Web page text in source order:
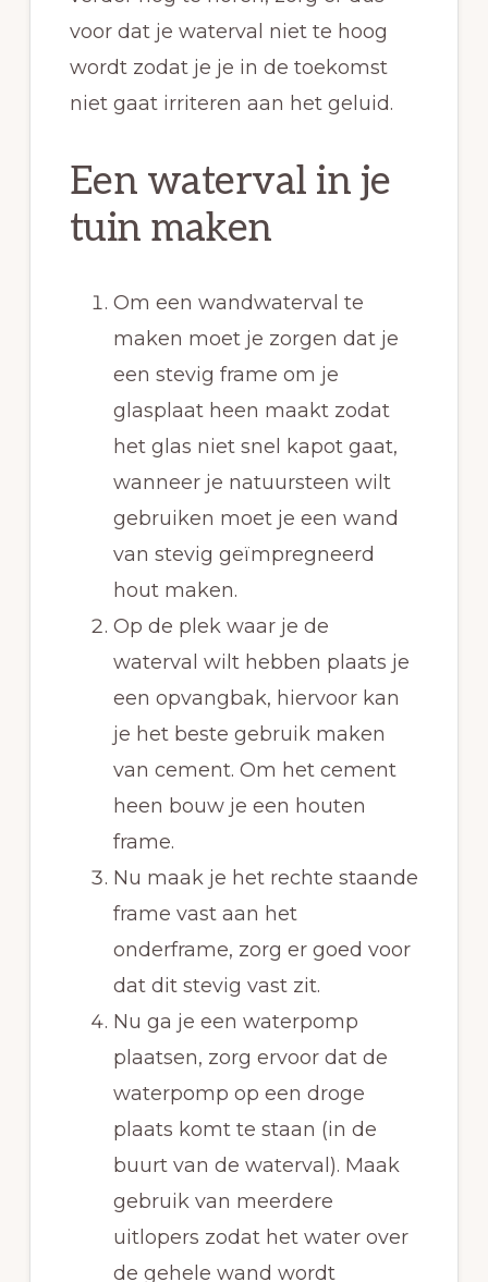
voor dat je waterval niet te hoog
wordt zodat je je in de toekomst
niet gaat irriteren aan het geluid.
Een waterval in je
tuin maken
Om een wandwaterval te
maken moet je zorgen dat je
een stevig frame om je
glasplaat heen maakt zodat
het glas niet snel kapot gaat,
wanneer je natuursteen wilt
gebruiken moet je een wand
van stevig geïmpregneerd
hout maken.
Op de plek waar je de
waterval wilt hebben plaats je
een opvangbak, hiervoor kan
je het beste gebruik maken
van cement. Om het cement
heen bouw je een houten
frame.
Nu maak je het rechte staande
frame vast aan het
onderframe, zorg er goed voor
dat dit stevig vast zit.
Nu ga je een waterpomp
plaatsen, zorg ervoor dat de
waterpomp op een droge
plaats komt te staan (in de
buurt van de waterval). Maak
gebruik van meerdere
uitlopers zodat het water over
de gehele wand wordt